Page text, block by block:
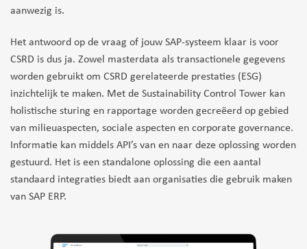
aanwezig is.
Het antwoord op de vraag of jouw SAP-systeem klaar is voor
CSRD is dus ja. Zowel masterdata als transactionele gegevens
worden gebruikt om CSRD gerelateerde prestaties (ESG)
inzichtelijk te maken. Met de Sustainability Control Tower kan
holistische sturing en rapportage worden gecreëerd op gebied
van milieuaspecten, sociale aspecten en corporate governance.
Informatie kan middels API’s van en naar deze oplossing worden
gestuurd. Het is een standalone oplossing die een aantal
standaard integraties biedt aan organisaties die gebruik maken
van SAP ERP.